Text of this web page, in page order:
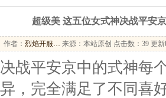
超级美 这五位女式神决战平安
作者： 烈焰开服… 来源：本站原创 点击数： 39 更新
平安京中的式神每
，完全满足了不同喜